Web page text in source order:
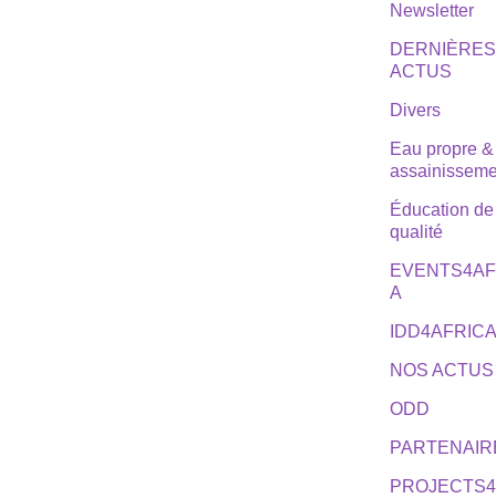
Newsletter
DERNIÈRES
ACTUS
Divers
Eau propre &
Éducation de
qualité
A
NOS ACTUS
ODD